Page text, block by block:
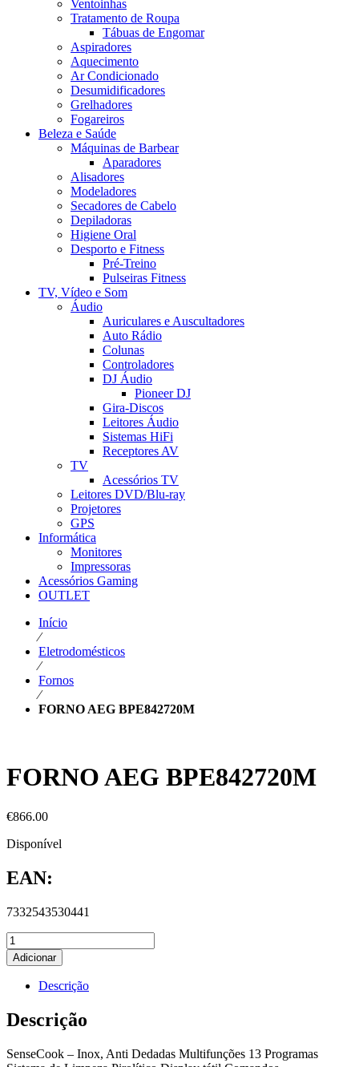
Ventoinhas
Tratamento de Roupa
Tábuas de Engomar
Aspiradores
Aquecimento
Ar Condicionado
Desumidificadores
Grelhadores
Fogareiros
Beleza e Saúde
Máquinas de Barbear
Aparadores
Alisadores
Modeladores
Secadores de Cabelo
Depiladoras
Higiene Oral
Desporto e Fitness
Pré-Treino
Pulseiras Fitness
TV, Vídeo e Som
Áudio
Auriculares e Auscultadores
Auto Rádio
Colunas
Controladores
DJ Áudio
Pioneer DJ
Gira-Discos
Leitores Áudio
Sistemas HiFi
Receptores AV
TV
Acessórios TV
Leitores DVD/Blu-ray
Projetores
GPS
Informática
Monitores
Impressoras
Acessórios Gaming
OUTLET
Início
⁄
Eletrodomésticos
⁄
Fornos
⁄
FORNO AEG BPE842720M
FORNO AEG BPE842720M
€866.00
Disponível
EAN:
7332543530441
Adicionar
Descrição
Descrição
SenseCook – Inox, Anti Dedadas Multifunções 13 Programas